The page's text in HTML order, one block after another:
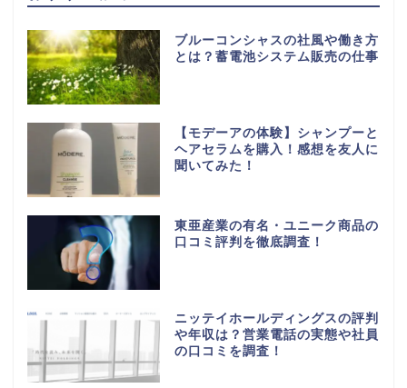
ブルーコンシャスの社風や働き方
とは？蓄電池システム販売の仕事
【モデーアの体験】シャンプーと
ヘアセラムを購入！感想を友人に
聞いてみた！
東亜産業の有名・ユニーク商品の
口コミ評判を徹底調査！
ニッテイホールディングスの評判
や年収は？営業電話の実態や社員
の口コミを調査！